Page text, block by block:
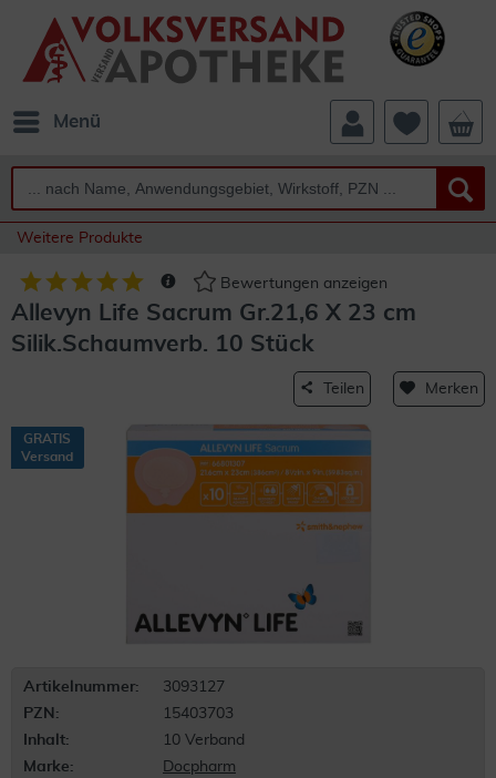
Menü
Weitere Produkte
Bewertungen anzeigen
Allevyn Life Sacrum Gr.21,6 X 23 cm
Silik.Schaumverb. 10 Stück
Teilen Merken
GRATIS
Versand
Artikelnummer:
3093127
PZN:
15403703
Inhalt:
10 Verband
Marke:
Docpharm